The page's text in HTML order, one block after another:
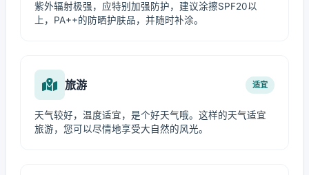
紫外辐射极强，应特别加强防护，建议涂擦SPF20以
上，PA++的防晒护肤品，并随时补涂。
旅游 适宜
天气较好，温度适宜，是个好天气哦。这样的天气适宜
旅游，您可以尽情地享受大自然的风光。